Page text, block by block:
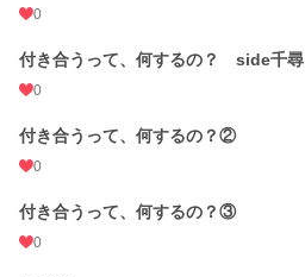
0
付き合うって、何するの？ side千尋
0
付き合うって、何するの？②
0
付き合うって、何するの？③
0